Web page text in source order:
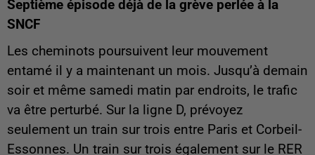
Septième épisode déjà de la grève perlée à la
SNCF
Les cheminots poursuivent leur mouvement
entamé il y a maintenant un mois. Jusqu’à demain
soir et même samedi matin par endroits, le trafic
va être perturbé. Sur la ligne D, prévoyez
seulement un train sur trois entre Paris et Corbeil-
Essonnes. Un train sur trois également sur le RER